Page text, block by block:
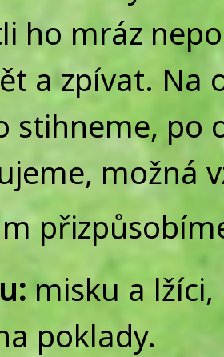
ho mráz
a zpívat. Na
stihneme, po
možná
misku a
poklady.